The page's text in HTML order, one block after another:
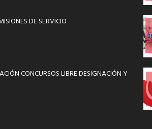
DE SERVICIO
CONCURSOS LIBRE DESIGNACIÓN Y